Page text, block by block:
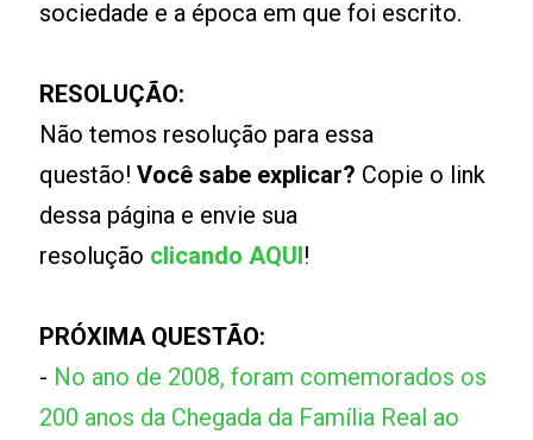
sociedade e a época em que foi escrito.
RESOLUÇÃO:
Não temos resolução para essa
questão!Você sabe explicar? Copie o link
dessa página e envie sua
resolução clicando AQUI!
PRÓXIMA QUESTÃO:
- No ano de 2008, foram comemorados os
200 anos da Chegada da Família Real ao